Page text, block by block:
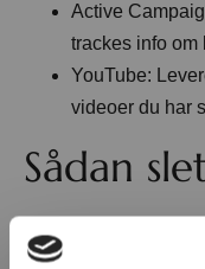
Active
trackes info om
YouTube:
videoer du har
Sådan
Cookies sletter sig